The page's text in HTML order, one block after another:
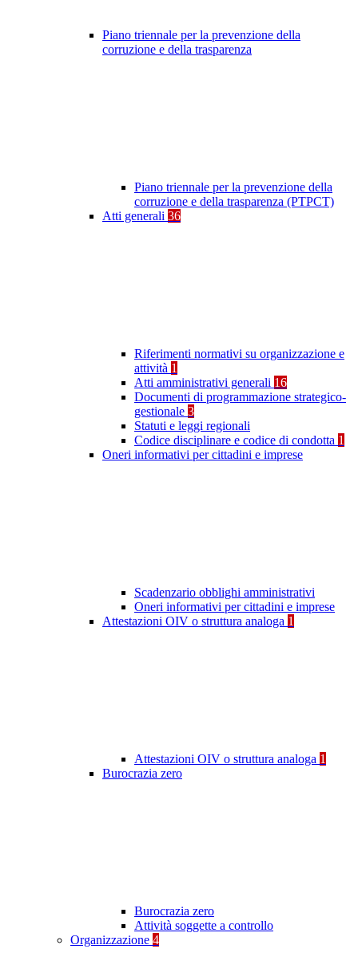
Piano triennale per la prevenzione della
corruzione e della trasparenza
Piano triennale per la prevenzione della
corruzione e della trasparenza (PTPCT)
Atti generali 36
Riferimenti normativi su organizzazione e
attività 1
Atti amministrativi generali 16
Documenti di programmazione strategico-
gestionale 3
Statuti e leggi regionali
Codice disciplinare e codice di condotta 1
Oneri informativi per cittadini e imprese
Scadenzario obblighi amministrativi
Oneri informativi per cittadini e imprese
Attestazioni OIV o struttura analoga 1
Attestazioni OIV o struttura analoga 1
Burocrazia zero
Burocrazia zero
Attività soggette a controllo
Organizzazione 4